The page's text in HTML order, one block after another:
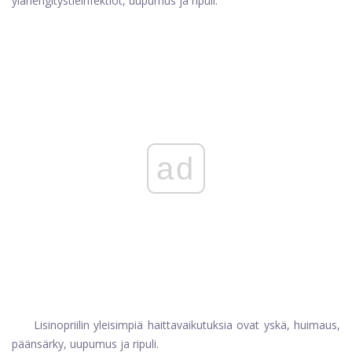
ad
Lisinopriilin yleisimpiä haittavaikutuksia ovat yskä, huimaus,
päänsärky, uupumus ja ripuli.